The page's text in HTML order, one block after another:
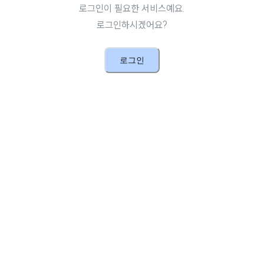
로그인이 필요한 서비스예요.
로그인하시겠어요?
로그인